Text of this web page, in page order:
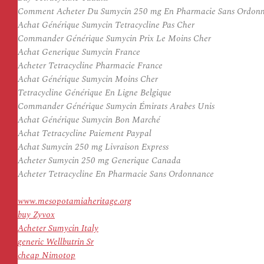
Comment Acheter Du Sumycin 250 mg En Pharmacie Sans
Achat Générique Sumycin Tetracycline Pas Cher
Commander Générique Sumycin Prix Le Moins Cher
Achat Generique Sumycin France
Acheter Tetracycline Pharmacie France
Achat Générique Sumycin Moins Cher
Tetracycline Générique En Ligne Belgique
Commander Générique Sumycin Émirats Arabes Unis
Achat Générique Sumycin Bon Marché
Achat Tetracycline Paiement Paypal
Achat Sumycin 250 mg Livraison Express
Acheter Sumycin 250 mg Generique Canada
Acheter Tetracycline En Pharmacie Sans Ordonnance
www.mesopotamiaheritage.org
buy Zyvox
Acheter Sumycin Italy
generic Wellbutrin Sr
cheap Nimotop